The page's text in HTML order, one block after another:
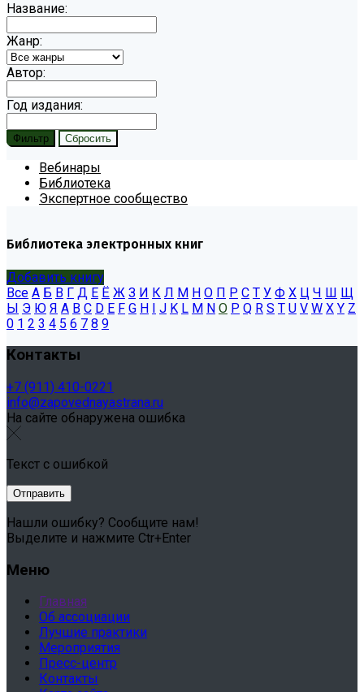
Название:
Жанр:
Автор:
Год издания:
Вебинары
Библиотека
Экспертное сообщество
Библиотека электронных книг
Добавить книгу
Все А Б В Г Д Е Ё Ж З И К Л М Н О П Р С Т У Ф Х Ц Ч Ш Щ
Ы Э Ю Я A B C D E F G H I J K L M N O P Q R S T U V W X Y Z
0 1 2 3 4 5 6 7 8 9
Контакты
+7 (911) 410-0221
info@zapovednayastrana.ru
На сайте обнаружена ошибка
Текст с ошибкой
Нашли ошибку? Сообщите нам!
Выделите и нажмите Ctr+Enter
Меню
Главная
Об ассоциации
Лучшие практики
Мероприятия
Пресс-центр
Контакты